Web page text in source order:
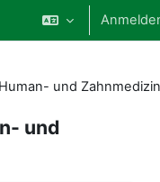
und
und